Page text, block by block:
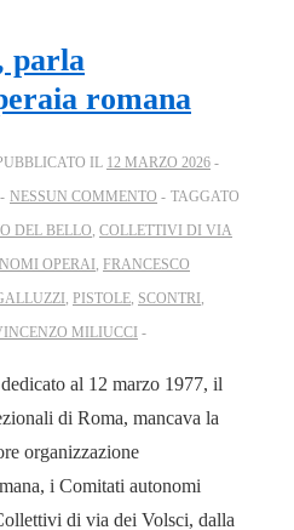
parla
romana
IL 12 MARZO 2026
NESSUN COMMENTO
TAGGATO
DEL BELLO, COLLETTIVI DI VIA
OPERAI , FRANCESCO
, PISTOLE, SCONTRI ,
MILIUCCI
al 12 marzo 1977, il
di Roma, mancava la
organizzazione
i Comitati autonomi
di via dei Volsci, dalla